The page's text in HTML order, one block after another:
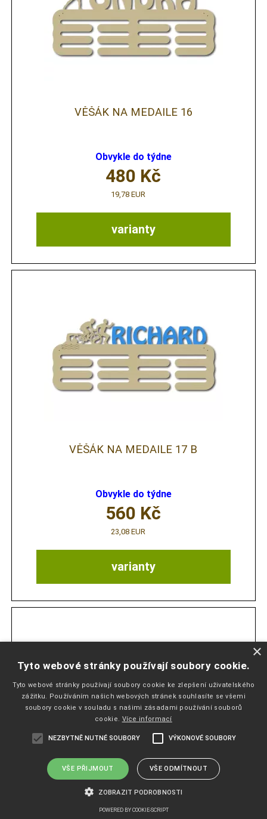
VĚŠÁK NA MEDAILE 16
Obvykle do týdne
varianty
480 Kč
19,78 EUR
VĚŠÁK NA MEDAILE 17 B
Obvykle do týdne
varianty
560 Kč
23,08 EUR
VĚŠÁK NA MEDAILE 17
×
Tyto webové stránky používají soubory cookie.
Tyto webové stránky používají soubory cookie ke zlepšení uživatelského
zážitku. Používáním našich webových stránek souhlasíte se všemi
soubory cookie v souladu s našimi zásadami používání souborů
cookie. Více informací
NEZBYTNĚ NUTNÉ SOUBORY VÝKONOVÉ SOUBORY
VŠE PŘIJMOUT VŠE ODMÍTNOUT
ZOBRAZIT PODROBNOSTI
POWERED BY COOKIE-SCRIPT